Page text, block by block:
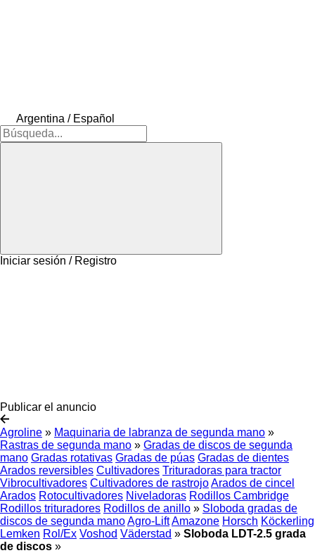
Argentina / Español
Iniciar sesión / Registro
Publicar el anuncio
Agroline » Maquinaria de labranza de segunda mano »
Rastras de segunda mano » Gradas de discos de segunda
mano Gradas rotativas Gradas de púas Gradas de dientes
Arados reversibles Cultivadores Trituradoras para tractor
Vibrocultivadores Cultivadores de rastrojoArados de cincel
Arados Rotocultivadores Niveladoras Rodillos Cambridge
Rodillos trituradores Rodillos de anillo » Sloboda gradas de
discos de segunda manoAgro-LiftAmazone Horsch Köckerling
Lemken Rol/Ex Voshod Väderstad » Sloboda LDT-2.5 grada
de discos »